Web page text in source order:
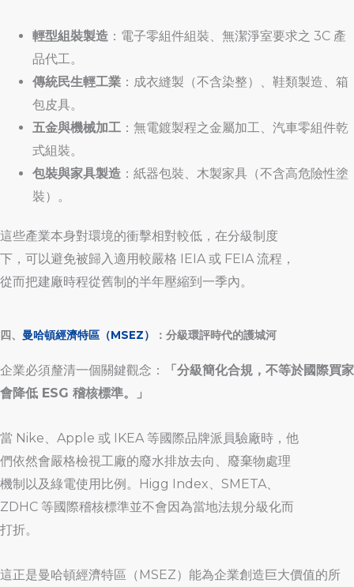
輕型組裝製造 ：電子零組件組裝、無潔淨室要求之 3C 產
品代工。
傳統民生輕工業 ：成衣縫製（不含染整）、鞋類製造、箱
包皮具。
五金與機械加工 ：無電鍍製程之金屬加工、汽車零組件乾
式組裝。
包裝與家具製造 ：紙器包裝、木製家具（不含高危險性塗
裝）。
這些產業本身對環境的衝擊相對較低，在分級制度
下，可以避免被歸入適用較嚴格 IEIA 或 FEIA 流程，
從而把建廠時程從舊制的半年壓縮到一季內。
四、 曼哈頓經濟特區（MSEZ） ：分級環評時代的護城河
企業必須釐清一個關鍵觀念：
「分級簡化合規，不等於國際買家
會降低 ESG 稽核標準。」
當 Nike、Apple 或 IKEA 等國際品牌派員驗廠時，他
們依然會嚴格檢視工廠的廢水排放去向、廢棄物處理
機制以及綠電使用比例。Higg Index、SMETA、
ZDHC 等國際稽核標準並不會因為當地法規分級化而
打折。
這正是曼哈頓經濟特區（MSEZ）能為企業創造巨大價值的所